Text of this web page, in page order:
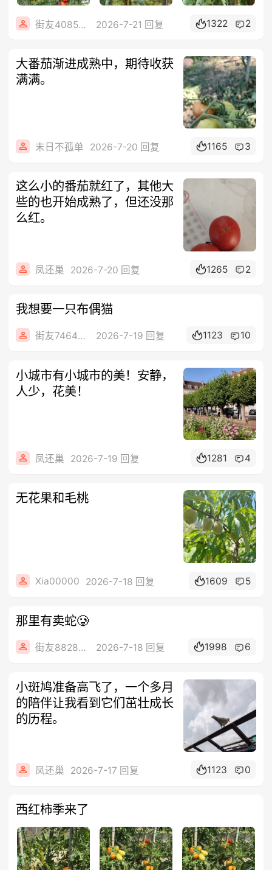
街友40858442 2026-7-21 回复 1322 2
大番茄渐进成熟中，期待收获
满满。
末日不孤单 2026-7-20 回复 1165 3
这么小的番茄就红了，其他大
些的也开始成熟了，但还没那
么红。
凤还巢 2026-7-20 回复 1265 2
我想要一只布偶猫
街友74649426 2026-7-19 回复 1123 10
小城市有小城市的美！安静，
人少，花美！
凤还巢 2026-7-19 回复 1281 4
无花果和毛桃
Xia00000 2026-7-18 回复 1609 5
那里有卖蛇🥲
街友88286668 2026-7-18 回复 1998 6
小斑鸠准备高飞了，一个多月
的陪伴让我看到它们茁壮成长
的历程。
凤还巢 2026-7-17 回复 1123 0
西红柿季来了